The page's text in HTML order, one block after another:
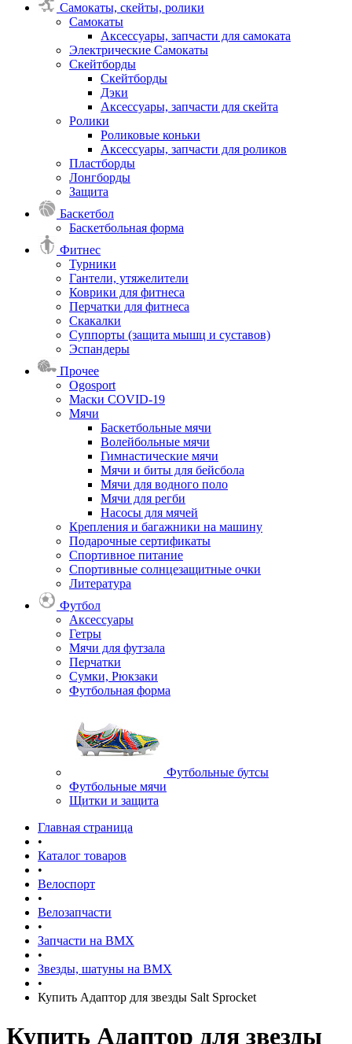
Самокаты, скейты, ролики
Самокаты
Аксессуары, запчасти для самоката
Электрические Самокаты
Скейтборды
Скейтборды
Дэки
Аксессуары, запчасти для скейта
Ролики
Роликовые коньки
Аксессуары, запчасти для роликов
Пластборды
Лонгборды
Защита
Баскетбол
Баскетбольная форма
Фитнес
Турники
Гантели, утяжелители
Коврики для фитнеса
Перчатки для фитнеса
Скакалки
Суппорты (защита мышц и суставов)
Эспандеры
Прочее
Ogosport
Маски COVID-19
Мячи
Баскетбольные мячи
Волейбольные мячи
Гимнастические мячи
Мячи и биты для бейсбола
Мячи для водного поло
Мячи для регби
Насосы для мячей
Крепления и багажники на машину
Подарочные сертификаты
Спортивное питание
Спортивные солнцезащитные очки
Литература
Футбол
Аксессуары
Гетры
Мячи для футзала
Перчатки
Сумки, Рюкзаки
Футбольная форма
Футбольные бутсы
Футбольные мячи
Щитки и защита
Главная страница
•
Каталог товаров
•
Велоспорт
•
Велозапчасти
•
Запчасти на BMX
•
Звезды, шатуны на BMX
•
Купить Адаптор для звезды Salt Sprocket
Купить Адаптор для звезды